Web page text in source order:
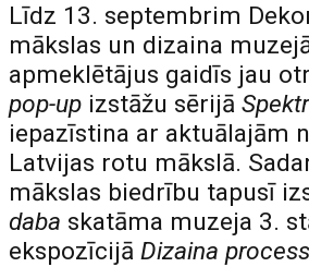
Līdz 13. septembrim
mākslas un dizaina
apmeklētājus gaidīs jau
pop-up izstāžu sērijā
iepazīstina ar aktuālajām
Latvijas rotu mākslā.
mākslas biedrību tapusī
daba skatāma muzeja 3.
ekspozīcijāDizaina process